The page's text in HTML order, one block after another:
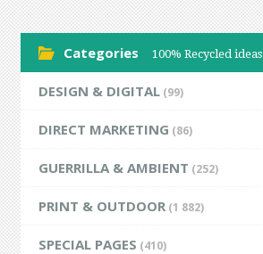
Categories 100% Recycled ideas
DESIGN & DIGITAL (99)
DIRECT MARKETING (86)
GUERRILLA & AMBIENT (252)
PRINT & OUTDOOR (1 882)
SPECIAL PAGES (410)